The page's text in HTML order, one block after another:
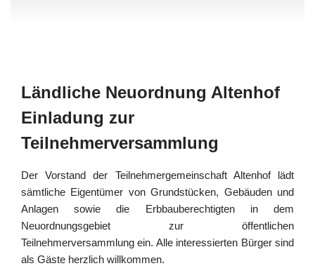
Ländliche Neuordnung Altenhof
Einladung zur
Teilnehmerversammlung
Der Vorstand der Teilnehmergemeinschaft Altenhof lädt
sämtliche Eigentümer von Grundstücken, Gebäuden und
Anlagen sowie die Erbbauberechtigten in dem
Neuordnungsgebiet zur öffentlichen
Teilnehmerversammlung ein. Alle interessierten Bürger sind
als Gäste herzlich willkommen.